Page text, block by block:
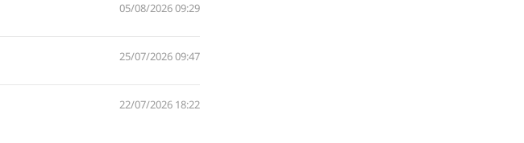
05/08/2026 09:29
25/07/2026 09:47
22/07/2026 18:22